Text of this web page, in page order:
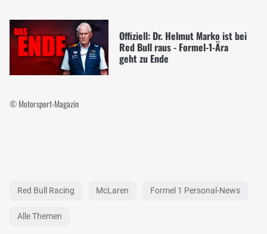
Offiziell: Dr. Helmut Marko ist bei
Red Bull raus - Formel-1-Ära
geht zu Ende
© Motorsport-Magazin
Red Bull Racing McLaren Formel 1 Personal-News
Alle Themen